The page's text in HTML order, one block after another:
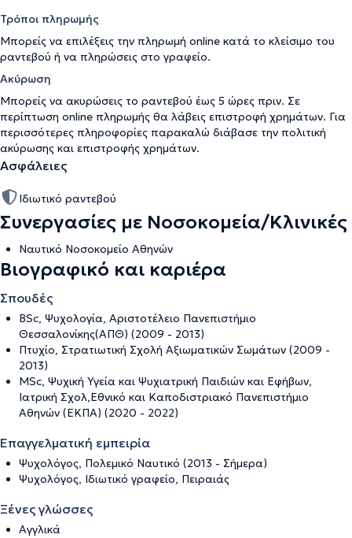
Τρόποι πληρωμής
Μπορείς να επιλέξεις την πληρωμή online κατά το κλείσιμο του
ραντεβού ή να πληρώσεις στο γραφείο.
Ακύρωση
Μπορείς να ακυρώσεις το ραντεβού έως 5 ώρες πριν. Σε
περίπτωση online πληρωμής θα λάβεις επιστροφή χρημάτων. Για
περισσότερες πληροφορίες παρακαλώ διάβασε την πολιτική
ακύρωσης και επιστροφής χρημάτων.
Ασφάλειες
Ιδιωτικό ραντεβού
Συνεργασίες με Νοσοκομεία/Κλινικές
Ναυτικό Νοσοκομείο Αθηνών
Βιογραφικό και καριέρα
Σπουδές
BSc, Ψυχολογία, Αριστοτέλειο Πανεπιστήμιο
Θεσσαλονίκης(ΑΠΘ) (2009 - 2013)
Πτυχίο, Στρατιωτική Σχολή Αξιωματικών Σωμάτων (2009 -
2013)
MSc, Ψυχική Υγεία και Ψυχιατρική Παιδιών και Εφήβων,
Ιατρική Σχολ,Εθνικό και Καποδιστριακό Πανεπιστήμιο
Αθηνών (ΕΚΠΑ) (2020 - 2022)
Επαγγελματική εμπειρία
Ψυχολόγος, Πολεμικό Ναυτικό (2013 - Σήμερα)
Ψυχολόγος, Ιδιωτικό γραφείο, Πειραιάς
Ξένες γλώσσες
Αγγλικά